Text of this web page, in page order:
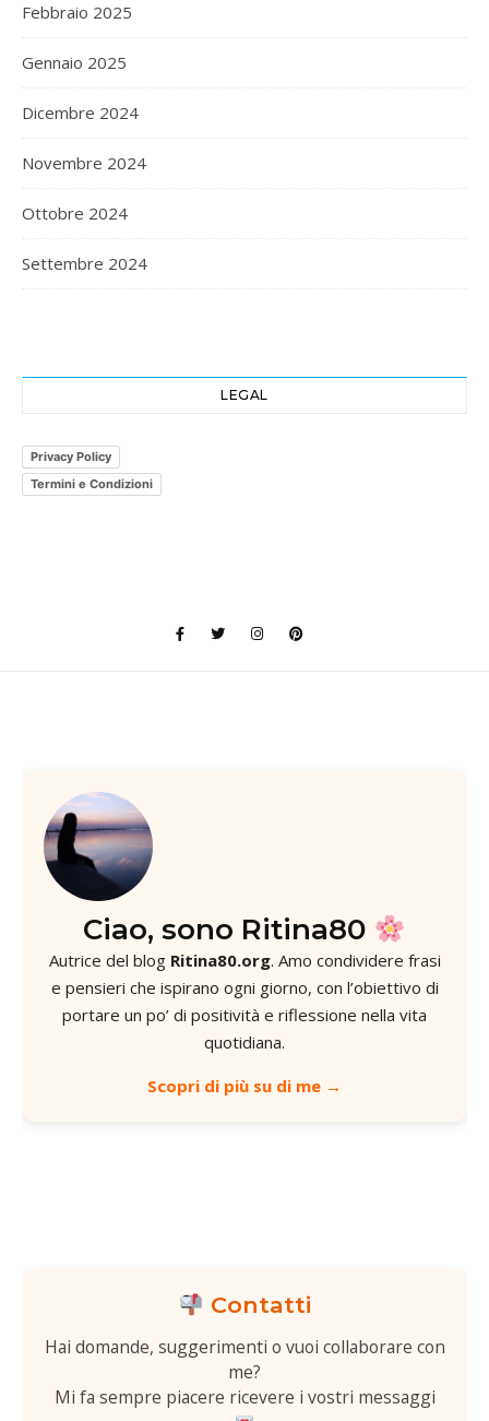
Febbraio 2025
Gennaio 2025
Dicembre 2024
Novembre 2024
Ottobre 2024
Settembre 2024
LEGAL
Privacy Policy
Termini e Condizioni
Ciao, sono Ritina80
Autrice del blog Ritina80.org. Amo condividere frasi
e pensieri che ispirano ogni giorno, con l’obiettivo di
portare un po’ di positività e riflessione nella vita
quotidiana.
Scopri di più su di me →
Contatti
Hai domande, suggerimenti o vuoi collaborare con
me?
Mi fa sempre piacere ricevere i vostri messaggi